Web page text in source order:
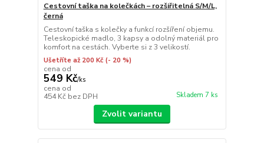
Cestovní taška na kolečkách – rozšiřitelná S/M/L,
černá
Cestovní taška s kolečky a funkcí rozšíření objemu.
Teleskopické madlo, 3 kapsy a odolný materiál pro
komfort na cestách. Vyberte si z 3 velikostí.
Ušetříte až 200 Kč (- 20 %)
cena od
549 Kč/ks
cena od
454 Kč bez DPH Skladem 7 ks
Zvolit variantu